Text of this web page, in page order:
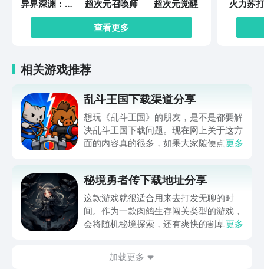
异界深渊：觉
醒
超次元召唤师
超次元觉醒
查看更多
火力苏
相关游戏推荐
乱斗王国下载渠道分享
想玩《乱斗王国》的朋友，是不是都要解
决乱斗王国下载问题。现在网上关于这方
面的内容真的很多，如果大家随便点击陌
app进行下载会更加方便，九游是手游福
利最多的游戏平台，在这里不仅能够看到
游戏资源，还能及时查看后续的消息、活
动内容等相关信息。
更多
秘境勇者传下载地址分享
这款游戏就很适合用来去打发无聊的时
间。作为一款肉鸽生存闯关类型的游戏，
会将随机秘境探索，还有爽快的割草闯关
接就可以下载。游戏的上手门槛还是比较
更多
加载更多